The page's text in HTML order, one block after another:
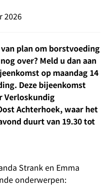
2026
plan om borstvoeding
over? Meld u dan aan
op maandag 14
Deze bijeenkomst
Verloskundig
Achterhoek, waar het
duurt van 19.30 tot
Strank en Emma
onderwerpen: